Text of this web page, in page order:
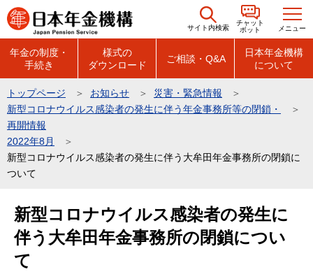
こ
の
の
先
頭
で
サイト内検索
チャット
ボット
メニュー
年金の制度・
手続き
様式の
ダウンロード
ご相談・Q&A
日本年金機構
について
トップページ お知らせ
災害・緊急情報
新型コロナウイルス感染者の発生に伴う年金事務所等の閉鎖・
再開情報
2022年8月
新型コロナウイルス感染者の発生に伴う大牟田年金事務所の閉鎖に
ついて
新型コロナウイルス感染者の発生に
伴う大牟田年金事務所の閉鎖につい
て